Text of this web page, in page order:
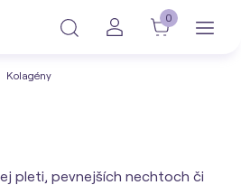
0
Kolagény
pleti, pevnejších nechtoch či